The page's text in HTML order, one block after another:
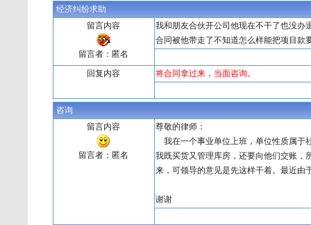
经济纠纷求助
留言内容
留言者：匿名
我和朋友合伙开公司他现在不干了也没办
合同被他带走了不知道怎么样能把项目款
回复内容 将合同拿过来，当面咨询。
咨询
留言内容
留言者：匿名
尊敬的律师：
我在一个事业单位上班，单位性质属于
我既买货又管理库房，还要向他们交账，
来，可领导的意见是先这样干着。最近由
谢谢